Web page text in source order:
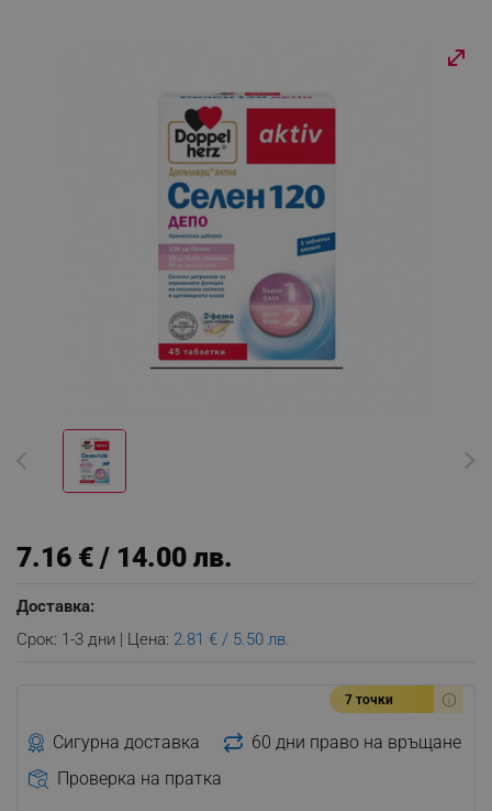
7.16 € / 14.00 лв.
Доставка:
Срок: 1-3 дни | Цена: 2.81 € / 5.50 лв.
7 точки
Сигурна доставка
60 дни право на връщане
Проверка на пратка